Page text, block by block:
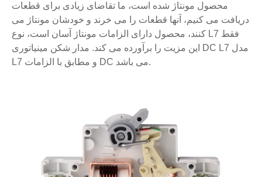
محصول مونتاژ شده است، ما تقاضای زیادی برای قطعات
دریافت می کنیم، آنها قطعات را می خرند و خودشان مونتاژ می
کنند، محصول دارای الزامات مونتاژ آسان است، نوع L7 فقط
این مزیت را برآورده می کند. مدار شکن مینیاتوری DC L7 مدل
L7 و مطابق با الزامات DC می باشد.